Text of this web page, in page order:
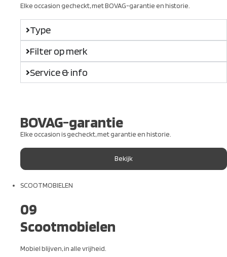
Elke occasion gecheckt, met BOVAG-garantie en historie.
Type
Filter op merk
Service & info
BOVAG-garantie
Elke occasion is gecheckt, met garantie en historie.
Bekijk
SCOOTMOBIELEN
09
Scootmobielen
Mobiel blijven, in alle vrijheid.